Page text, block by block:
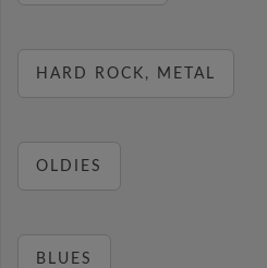
HARD ROCK, METAL
OLDIES
BLUES